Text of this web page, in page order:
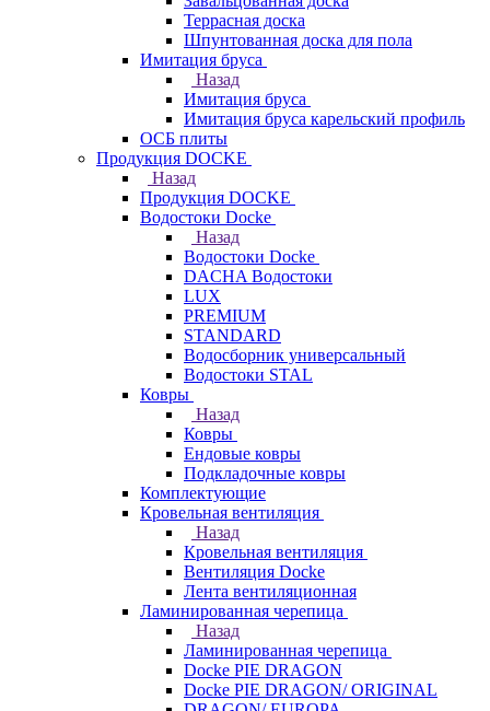
Террасная доска
Шпунтованная доска для пола
Имитация бруса
Назад
Имитация бруса
Имитация бруса карельский профиль
ОСБ плиты
Продукция DOCKE
Назад
Продукция DOCKE
Водостоки Docke
Назад
Водостоки Docke
DACHA Водостоки
LUX
PREMIUM
STANDARD
Водосборник универсальный
Водостоки STAL
Ковры
Назад
Ковры
Ендовые ковры
Подкладочные ковры
Комплектующие
Кровельная вентиляция
Назад
Кровельная вентиляция
Вентиляция Docke
Лента вентиляционная
Ламинированная черепица
Назад
Ламинированная черепица
Docke PIE DRAGON
Docke PIE DRAGON/ ORIGINAL